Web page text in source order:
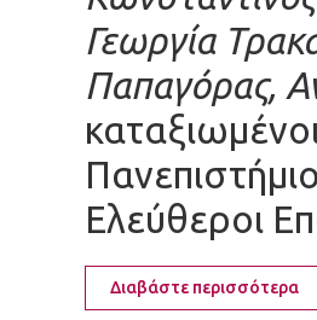
Γεωργία
Παπαγόρας,
Ελεύθεροι
Διαβάστε περισσότερα